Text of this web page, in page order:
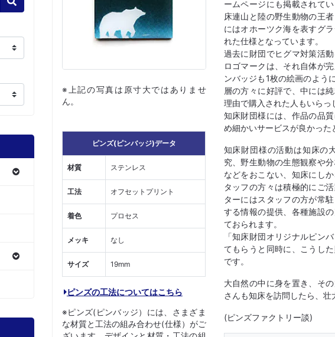
※上記の写真は原寸大ではありませ
ん。
ピンズ(ピンバッジ)データ
材質 ステンレス
工法 オフセットプリント
着色 プロセス
メッキ なし
サイズ 19mm
ピンズの工法についてはこちら
※ピンズ(ピンバッジ）には、さまざま
な材質と工法の組み合わせ(仕様）がご
ームページにも掲載されて
床連山と陸の野生動物の王
にはオホーツク海を表すグ
れた仕様となっています。
過去に財団でヒグマ対策活
ロゴマークは、それ自体が
ンバッジも1枚の絵画のよう
層の方々に好評で、中には
理由で購入された人もいらっ
知床財団様には、作品の品
め細かいサービスが良かった
知床財団様の活動は知床の
究、野生動物の生態観察や
などをおこない、知床にし
タッフの方々は積極的にご
ターにはスタッフの方が常
する情報の提供、各種施設
ておられます。
「知床財団オリジナルピン
てもらうと同時に、こうし
です。
大自然の中に身を置き、そ
さんも知床を訪問したら、壮
(ピンズファクトリー談)